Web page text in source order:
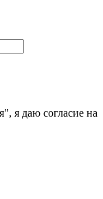
я даю согласие на